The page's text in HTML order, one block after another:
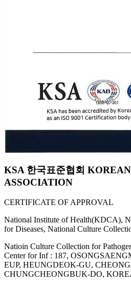
KSA 한국표준협회
ASSOCIATION
CERTIFICATE OF APPROVAL
National Institute of Health(KDCA),
for Diseases, National Culture
Natioin Culture Collection for
Center for Inf : 187,
EUP, HEUNGDEOK-GU,
CHUNGCHEONGBUK-DO,